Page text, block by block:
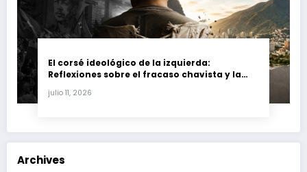
El corsé ideológico de la izquierda:
Reflexiones sobre el fracaso chavista y la
julio 11, 2026
Archives